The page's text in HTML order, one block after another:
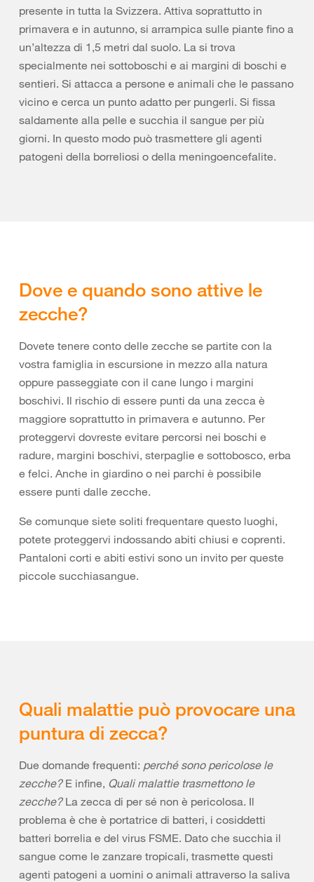
presente in tutta la Svizzera. Attiva soprattutto in
primavera e in autunno, si arrampica sulle piante fino a
un’altezza di 1,5 metri dal suolo. La si trova
specialmente nei sottoboschi e ai margini di boschi e
sentieri. Si attacca a persone e animali che le passano
vicino e cerca un punto adatto per pungerli. Si fissa
saldamente alla pelle e succhia il sangue per più
giorni. In questo modo può trasmettere gli agenti
patogeni della borreliosi o della meningoencefalite.
Dove e quando sono attive le
zecche?
Dovete tenere conto delle zecche se partite con la
vostra famiglia in escursione in mezzo alla natura
oppure passeggiate con il cane lungo i margini
boschivi. Il rischio di essere punti da una zecca è
maggiore soprattutto in primavera e autunno. Per
proteggervi dovreste evitare percorsi nei boschi e
radure, margini boschivi, sterpaglie e sottobosco, erba
e felci. Anche in giardino o nei parchi è possibile
essere punti dalle zecche.
Se comunque siete soliti frequentare questo luoghi,
potete proteggervi indossando abiti chiusi e coprenti.
Pantaloni corti e abiti estivi sono un invito per queste
piccole succhiasangue.
Quali malattie può provocare una
puntura di zecca?
Due domande frequenti: perché sono pericolose le
zecche?E infine, Quali malattie trasmettono le
zecche? La zecca di per sé non è pericolosa. Il
problema è che è portatrice di batteri, i cosiddetti
batteri borrelia e del virus FSME. Dato che succhia il
sangue come le zanzare tropicali, trasmette questi
agenti patogeni a uomini o animali attraverso la saliva